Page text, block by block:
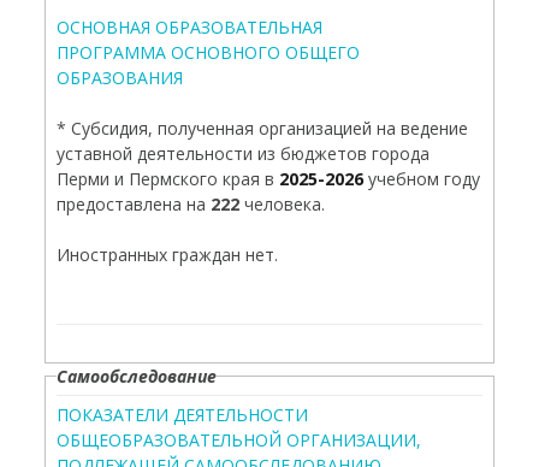
ОСНОВНАЯ ОБРАЗОВАТЕЛЬНАЯ
ПРОГРАММА ОСНОВНОГО ОБЩЕГО
ОБРАЗОВАНИЯ
* Субсидия, полученная организацией на ведение
уставной деятельности из бюджетов города
Перми и Пермского края в 2025-2026учебном году
предоставлена на 222 человека.
Иностранных граждан нет.
Самообследование
ПОКАЗАТЕЛИ ДЕЯТЕЛЬНОСТИ
ОБЩЕОБРАЗОВАТЕЛЬНОЙ ОРГАНИЗАЦИИ,